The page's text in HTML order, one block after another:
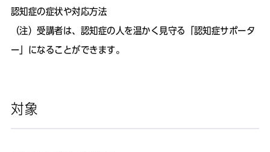
認知症の症状や対応方法
（注）受講者は、認知症の人を温かく見守る「認知症サポータ
ー」になることができます。
対象